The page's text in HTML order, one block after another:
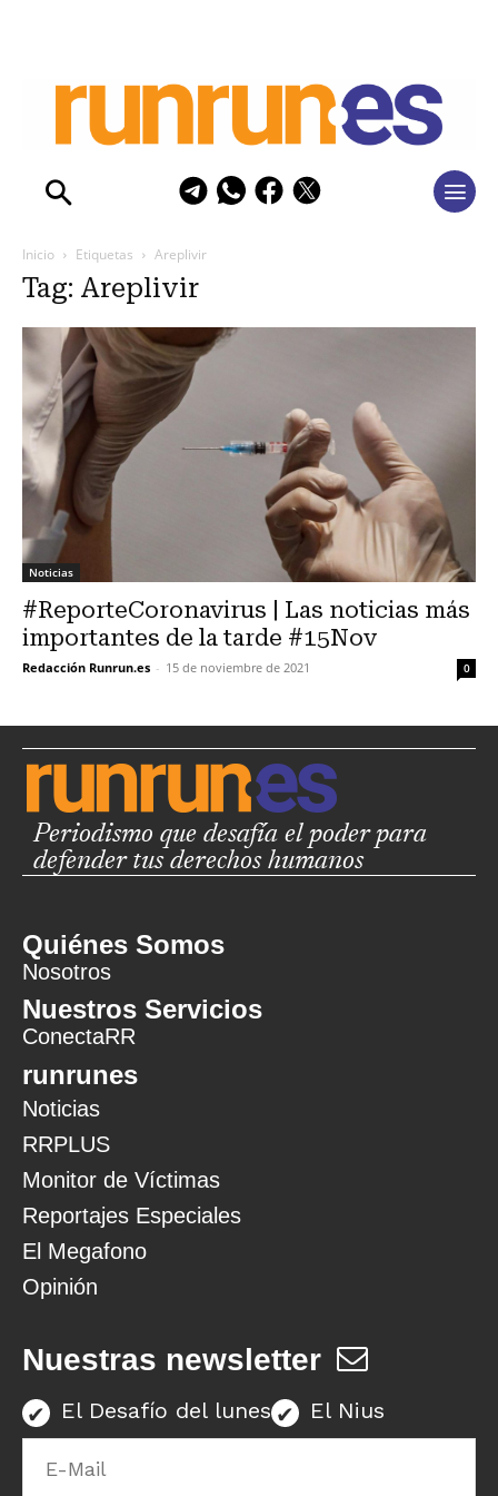
Inicio Etiquetas Areplivir
Tag: Areplivir
Noticias
#ReporteCoronavirus | Las noticias más
importantes de la tarde #15Nov
Redacción Runrun.es - 15 de noviembre de 2021 0
Periodismo que desafía el poder para
defender tus derechos humanos
Quiénes Somos
Nosotros
Nuestros Servicios
ConectaRR
runrunes
Noticias
RRPLUS
Monitor de Víctimas
Reportajes Especiales
El Megafono
Opinión
Nuestras newsletter
El Desafío del lunes El Nius